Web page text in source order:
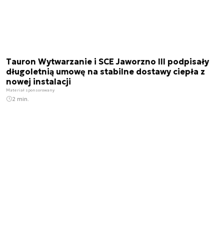
Tauron Wytwarzanie i SCE Jaworzno III podpisały
długoletnią umowę na stabilne dostawy ciepła z
nowej instalacji
Materiał sponsorowany
2 min.